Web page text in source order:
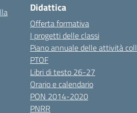
Didattica
Offerta formativa
I progetti delle classi
Piano annuale delle attività
PTOF
Libri di testo 26-27
Orario e calendario
PON 2014-2020
PNRR